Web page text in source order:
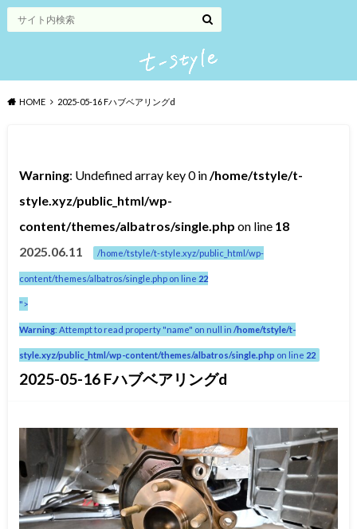
HOME 2025-05-16 Fハブベアリングd
Warning: Undefined array key 0 in/home/tstyle/t-
style.xyz/public_html/wp-
content/themes/albatros/single.php on line 18
2025.06.11
/home/tstyle/t-style.xyz/public_html/wp-
content/themes/albatros/single.php on line 22
">
Warning: Attempt to read property "name" on null in/home/tstyle/t-
style.xyz/public_html/wp-content/themes/albatros/single.php on line 22
2025-05-16 Fハブベアリングd